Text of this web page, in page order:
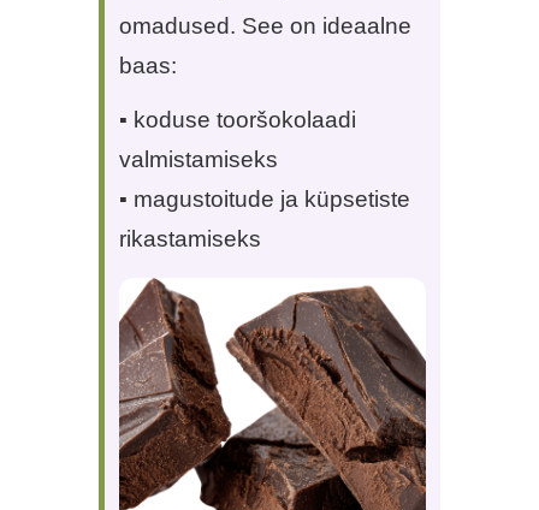
omadused. See on ideaalne
baas:
▪ koduse tooršokolaadi
valmistamiseks
▪ magustoitude ja küpsetiste
rikastamiseks